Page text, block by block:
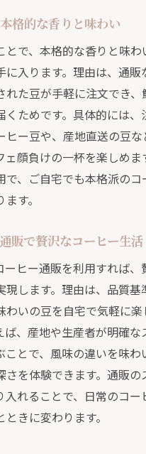
ペシャルティで贅沢時間
ット活用で自宅カフェを
すめコーヒーで自分好み
で始める健康的な習慣
ヒーで健康的な毎日を始
に配慮した通販コーヒー豆の
の方におすすめ通販コー
ーヒーで無理なく続く新習慣
格的な香りと味わい
とで、本格的な香りと味わ
に入ります。理由は、通販
れた豆が手軽に注文でき、
くためです。具体的には、
ヒー豆や、産地直送の豆な
ェ顔負けの一杯を楽しめま
で、ご自宅でも本格派のコ
す。
販で贅沢なコーヒー生活
ーヒー通販を利用すれば、
現します。理由は、品質基
わいの豆を自宅で気軽に楽
ば、産地や生産者が明確な
ことで、風味の違いを味わ
さを体験できます。通販の
入れることで、日常のコー
きに変わります。